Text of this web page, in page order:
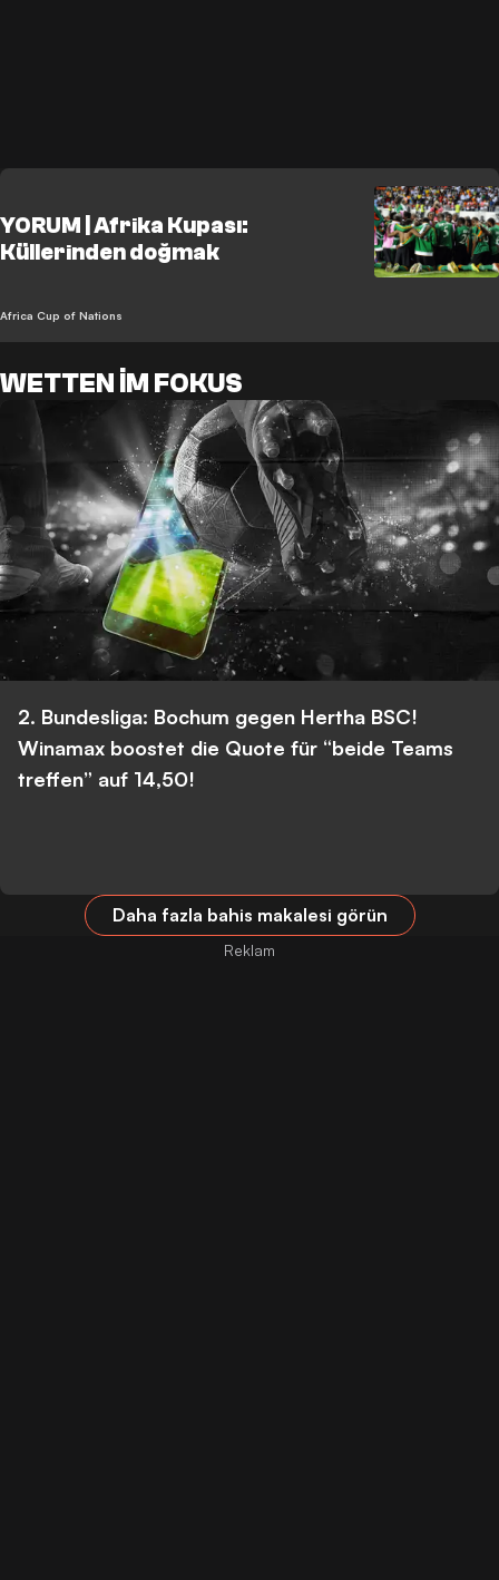
YORUM | Afrika Kupası:
Küllerinden doğmak
Africa Cup of Nations
WETTEN IM FOKUS
2. Bundesliga: Bochum gegen Hertha BSC!
Winamax boostet die Quote für “beide Teams
treffen” auf 14,50!
Daha fazla bahis makalesi görün